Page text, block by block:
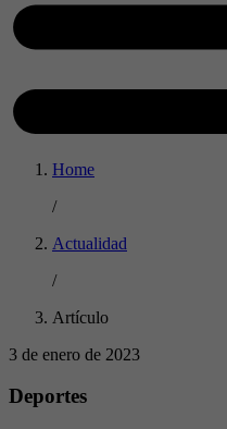
Home
/
Actualidad
/
Artículo
3 de enero de 2023
Deportes